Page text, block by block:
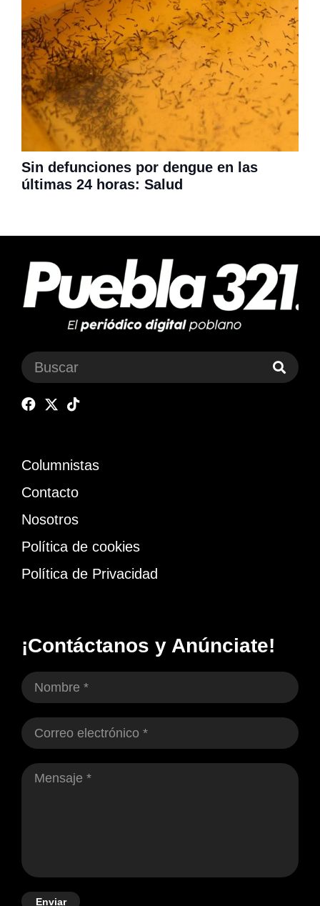
Sin defunciones por dengue en las
últimas 24 horas: Salud
Columnistas
Contacto
Nosotros
Política de cookies
Política de Privacidad
¡Contáctanos y Anúnciate!
Enviar